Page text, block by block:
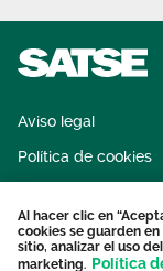
Aviso legal
Política de cookies
Protección datos
Contacto
Al hacer clic en
cookies se guarden
sitio, analizar el uso
marketing. Política